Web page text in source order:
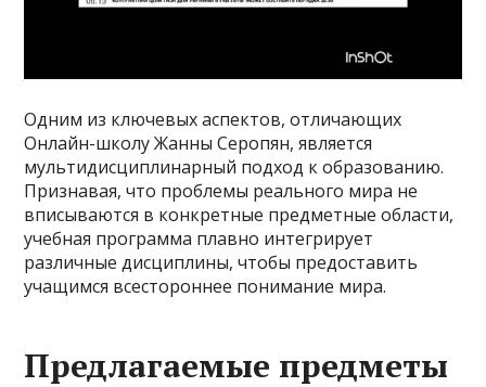
Одним из ключевых аспектов, отличающих
Онлайн-школу Жанны Серопян, является
мультидисциплинарный подход к образованию.
Признавая, что проблемы реального мира не
вписываются в конкретные предметные области,
учебная программа плавно интегрирует
различные дисциплины, чтобы предоставить
учащимся всестороннее понимание мира.
Предлагаемые предметы